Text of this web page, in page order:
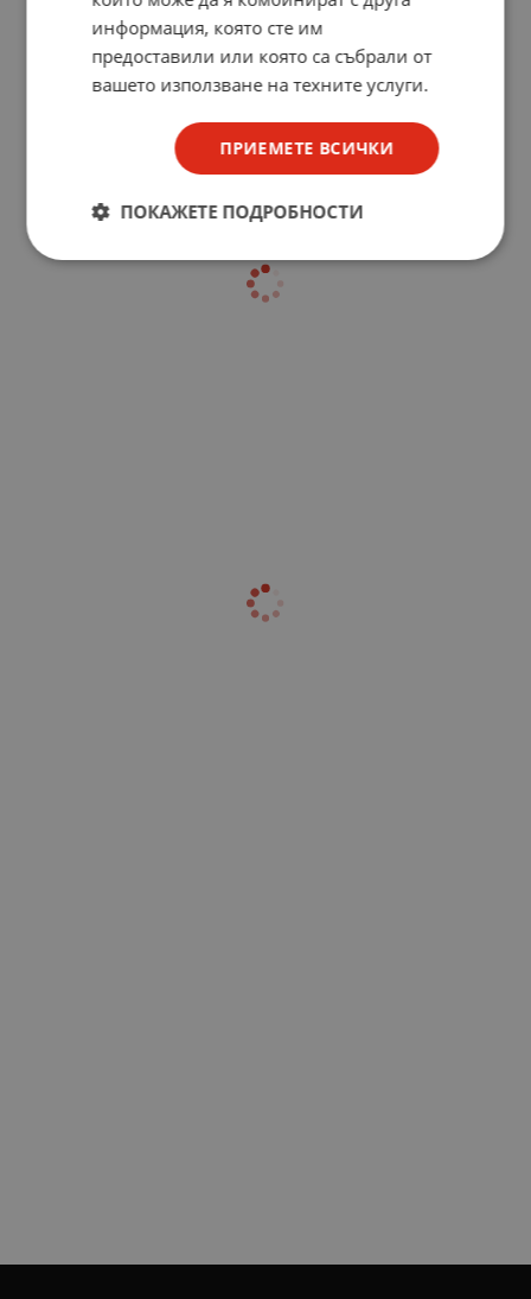
информация, която сте им
предоставили или която са събрали от
вашето използване на техните услуги.
ПРИЕМЕТЕ ВСИЧКИ
ПОКАЖЕТЕ ПОДРОБНОСТИ